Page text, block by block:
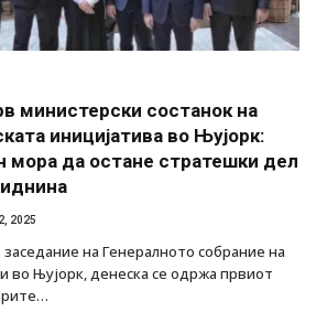
министерски состанок на
иницијатива во Њујорк:
мора да остане стратешки дел
2025
на Генералното собрание на
во Њујорк, денеска се одржа првиот